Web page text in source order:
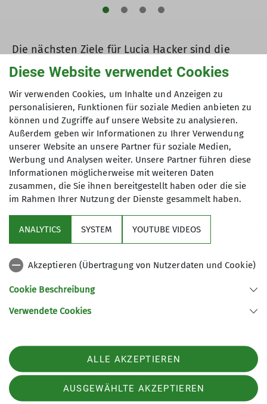
Die nächsten Ziele für Lucia Hacker sind die
Deutsche Meisterschaft im Mai und die
Europameisterschaft in Finnland im Juni.
Bericht: Andrea Hacker
Sektion
Archiv
Sektion Kaufbeuren-Gablonz des Deutschen Alpenvereins e.V.
Telefon +49834173016
Diese Website verwendet Cookies
Wir verwenden Cookies, um Inhalte und Anzeigen zu
personalisieren, Funktionen für soziale Medien anbieten zu
können und Zugriffe auf unsere Website zu analysieren.
Außerdem geben wir Informationen zu Ihrer Verwendung
unserer Website an unsere Partner für soziale Medien,
Werbung und Analysen weiter. Unsere Partner führen diese
Informationen möglicherweise mit weiteren Daten
zusammen, die Sie ihnen bereitgestellt haben oder die sie
im Rahmen Ihrer Nutzung der Dienste gesammelt haben.
ANALYTICS SYSTEM YOUTUBE VIDEOS
Akzeptieren (Übertragung von Nutzerdaten und Cookie)
Cookie Beschreibung
Verwendete Cookies
ALLE AKZEPTIEREN
AUSGEWÄHLTE AKZEPTIEREN